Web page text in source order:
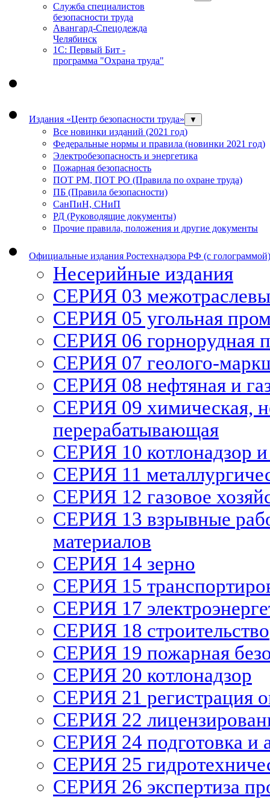
Служба специалистов
безопасности труда
Авангард-Спецодежда
Челябинск
1С: Первый Бит -
программа "Охрана труда"
Издания «Центр безопасности труда» ▼
Все новинки изданий (2021 год)
Федеральные нормы и правила (новинки 2021 год)
Электробезопасность и энергетика
Пожарная безопасность
ПОТ РМ, ПОТ РО (Правила по охране труда)
ПБ (Правила безопасности)
СанПиН, СНиП
РД (Руководящие документы)
Прочие правила, положения и другие документы
Официальные издания Ростехнадзора РФ (с голограммой)
Несерийные издания
СЕРИЯ 03
СЕРИЯ 05 угольная
СЕРИЯ 06 горнорудная
СЕРИЯ 07 геолого-
СЕРИЯ 08 нефтяная и
СЕРИЯ 09 химическая,
перерабатывающая
СЕРИЯ 10 котлонадзор
СЕРИЯ 11
СЕРИЯ 12 газовое
СЕРИЯ 13 взрывные
материалов
СЕРИЯ 14 зерно
СЕРИЯ 15
СЕРИЯ 17
СЕРИЯ 18 строительство
СЕРИЯ 19 пожарная
СЕРИЯ 20 котлонадзор
СЕРИЯ 21 регистрация
СЕРИЯ 22
СЕРИЯ 24 подготовка и
СЕРИЯ 25
СЕРИЯ 26 экспертиза